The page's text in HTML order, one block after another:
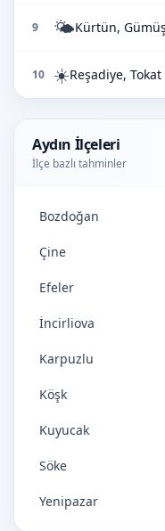
9 🌤️Kürtün,
10 ☀️Reşadiye, Tokat
Aydın İlçeleri
İlçe bazlı tahminler
Bozdoğan
Çine
Efeler
İncirliova
Karpuzlu
Köşk
Kuyucak
Söke
Yenipazar